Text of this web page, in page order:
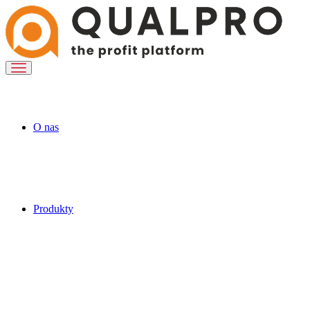
O nas
Produkty